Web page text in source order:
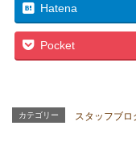
Hatena
Pocket
カテゴリー スタッフブロ